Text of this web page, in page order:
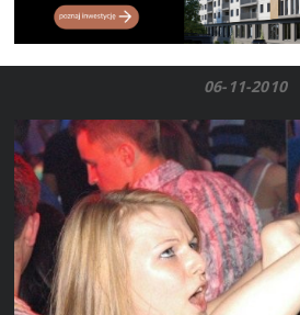
06-11-2010